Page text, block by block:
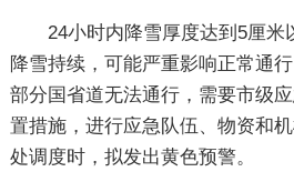
24小时内降雪厚度达到5厘米
降雪持续，可能严重影响正常通
部分国省道无法通行，需要市级
置措施，进行应急队伍、物资和
处调度时，拟发出黄色预警。